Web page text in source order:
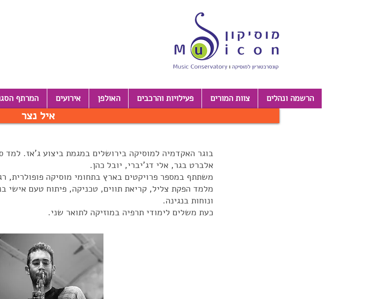
המרתף אירועים האולפן פעילויות והרכבים צוות המורים הרשמה ונהלים
איל נצר
בוגר האקדמיה למוסיקה בירושלים במגמת ביצוע ג'אז. למד
אלברט בגר, אלי דג'יברי, יובל כהן.
משתתף במספר פרויקטים בארץ בתחומי מוסיקה פופולרית,
מלמד הפקת צליל, קריאת תווים, טכניקה, פיתוח טעם אישי
ונוחות בנגינה.
כעת משלים לימודי תרפיה במוזיקה לתואר שני.